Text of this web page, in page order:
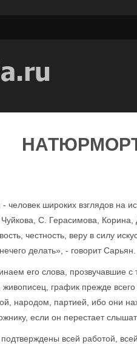
человек широких взглядов на
С. Герасимова, Корина,
честность, веру в силу
делать», - говорит Сарьян.
его слова, прозвучавшие с
живописец, график прежде
народом, партией, ибо они
если он перестает
подтверждены всей работой,